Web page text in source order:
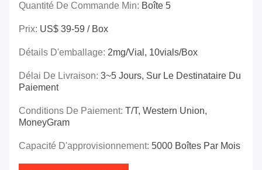
Quantité De Commande Min: Boîte 5
Prix: US$ 39-59 / Box
Détails D'emballage: 2mg/vial, 10vials/Box
Délai De Livraison: 3~5 Jours, Sur Le Destinataire Du
Paiement
Conditions De Paiement: T/T, Western Union,
MoneyGram
Capacité D'approvisionnement: 5000 Boîtes Par Mois